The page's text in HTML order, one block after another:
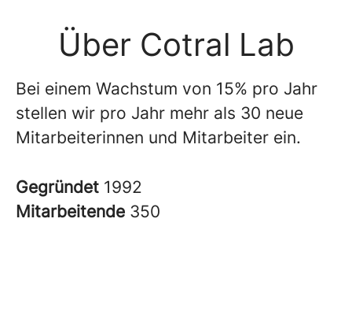
Über Cotral Lab
Bei einem Wachstum von 15% pro Jahr
stellen wir pro Jahr mehr als 30 neue
Mitarbeiterinnen und Mitarbeiter ein.
Gegründet 1992
Mitarbeitende 350